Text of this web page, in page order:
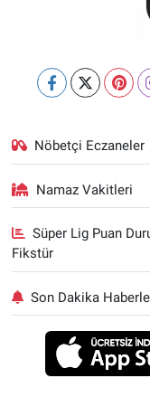
Nöbetçi Eczaneler
Namaz Vakitleri
Süper Lig Puan
Fikstür
Son Dakika